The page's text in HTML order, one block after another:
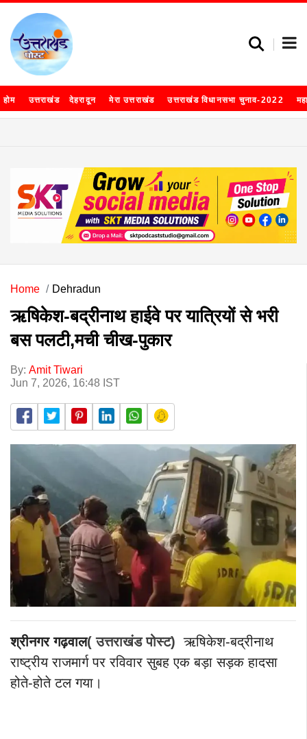
होम उत्तराखंड देहरादून मेरा उत्तराखंड उत्तराखंड विधानसभा चुनाव-2022
Home Dehradun
ऋषिकेश-बद्रीनाथ हाईवे पर यात्रियों से भरी
बस पलटी,मची चीख-पुकार
By: Amit Tiwari
Jun 7, 2026, 16:48 IST
श्रीनगर गढ़वाल( उत्तराखंड पोस्ट) ऋषिकेश-बद्रीनाथ
राष्ट्रीय राजमार्ग पर रविवार सुबह एक बड़ा सड़क हादसा
होते-होते टल गया।